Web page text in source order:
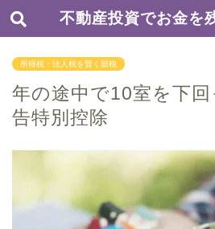
不動産投資でお金を
所得税・法人税を賢く節税
年の途中で10室を下
告特別控除